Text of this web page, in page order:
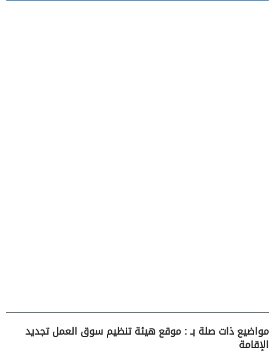
مواضيع ذات صلة بـ : موقع هيئة تنظيم سوق العمل تجديد
الإقامة